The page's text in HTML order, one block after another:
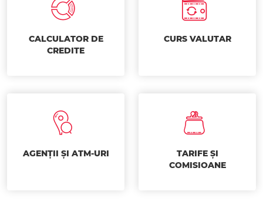
CALCULATOR DE
CREDITE
CURS VALUTAR
AGENȚII ȘI ATM-URI
TARIFE ȘI
COMISIOANE